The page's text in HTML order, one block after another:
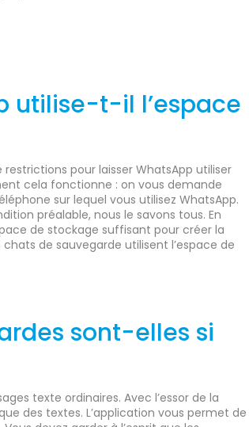
utilise-t-il l’espace
pour laisser WhatsApp utiliser
cela fonctionne : on vous demande
sur lequel vous utilisez WhatsApp.
préalable, nous le savons tous. En
de stockage suffisant pour créer la
de sauvegarde utilisent l’espace de
sont-elles si
texte ordinaires. Avec l’essor de la
des textes. L’application vous permet de